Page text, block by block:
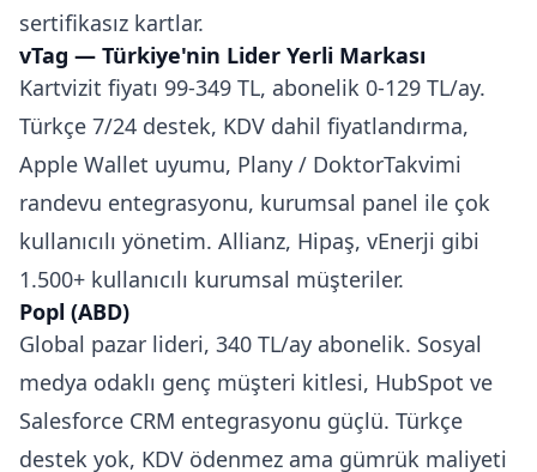
sertifikasız kartlar.
vTag — Türkiye'nin Lider Yerli Markası
Kartvizit fiyatı 99-349 TL, abonelik 0-129 TL/ay.
Türkçe 7/24 destek, KDV dahil fiyatlandırma,
Apple Wallet uyumu, Plany / DoktorTakvimi
randevu entegrasyonu, kurumsal panel ile çok
kullanıcılı yönetim. Allianz, Hipaş, vEnerji gibi
1.500+ kullanıcılı kurumsal müşteriler.
Popl (ABD)
Global pazar lideri, 340 TL/ay abonelik. Sosyal
medya odaklı genç müşteri kitlesi, HubSpot ve
Salesforce CRM entegrasyonu güçlü. Türkçe
destek yok, KDV ödenmez ama gümrük maliyeti